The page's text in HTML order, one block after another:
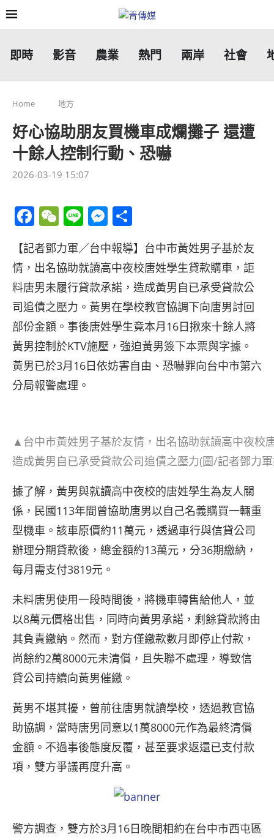
即時 影音 農業 熱門 兩岸 社會
Home 地方
好心協助朋友買機車成爛攤子 還遭
十餘人控制行動、恐嚇
2026-03-19 15:07
Facebook
WeChat
LineMessenger
享
【記者鄧力軍／台中報導】台中市黃姓男子基於友
情，出名協助就讀高中夜校唐姓學生貸款購車，詎
料唐男未履行貸款承諾，造成黃男自已承受貸款公
司追債之壓力。黃男在學校教官協調下向唐男討回
部份金額。事後唐姓學生竟本月16日揪來十餘人將
黃男控制於KTV施壓，強迫黃男簽下本票與字據。
黃男已於3月16日依妨害自由、恐嚇罪向台中市第六
分局報警處理。
▲台中市黃姓男子基於友情，出名協助就讀高中夜校
造成黃男自已承受貸款公司追債之壓力(圖/記者鄧力
據了解，黃男與就讀高中夜校的唐姓學生為友人關
係，民國113年間曾協助唐男以自己名義購買一輛重
型機車。該車原價約11萬元，透過車行與信貸公司
辦理分期貸款後，總金額約13萬元，分36期繳納，
每月需支付3819元。
未料唐男使用一段時間後，將機車轉售給他人，並
以8萬元價格出售，同時向黃男承諾，剩餘貸款將由
其負責繳納。然而，對方僅繳款數月即停止付款，
尚餘約2萬8000元未清償，且失聯不處理，導致信
貸公司持續向黃男催繳。
黃男不堪其擾，曾前往唐男就讀學校，透過教官協
助協調，當時唐男同意以1萬8000元作為最終清償
金額。不過事後態度反覆，甚至要求返還已支付款
項，雙方爭議再度升高。
警方調查，雙方於3月16日晚間相約在台中市西屯區